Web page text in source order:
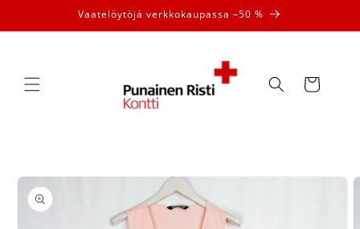
sisältöön
Vaatelöytöjä verkkokaupassa –50 %
Ostoskori
Siirry
tuotetietoihin